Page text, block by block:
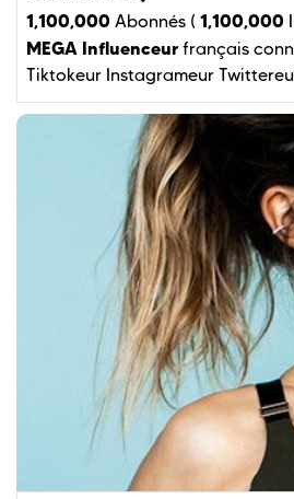
1,100,000 Abonnés ( 1,100,000
MEGA Influenceur français
Tiktokeur Instagrameur